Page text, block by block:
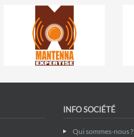
INFO SOCIÉTÉ
Qui sommes-nous ?